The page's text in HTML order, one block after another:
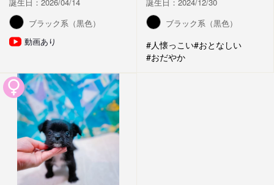
ブラック系（黒色）
動画あり
ブラック系（黒色）
#人懐っこい#おとなしい
#おだやか